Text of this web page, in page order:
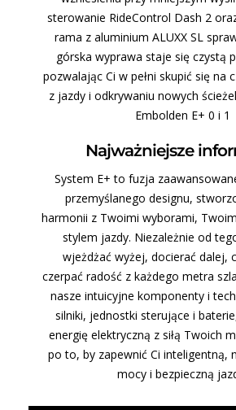
sterowanie RideControl Dash 2
rama z aluminium ALUXX SL
górska wyprawa staje się czystą
pozwalając Ci w pełni skupić się na
z jazdy i odkrywaniu nowych
Embolden E+ 0 i 1
Najważniejsze
System E+ to fuzja
przemyślanego designu,
harmonii z Twoimi wyborami,
stylem jazdy. Niezależnie od
wjeżdżać wyżej, docierać dalej,
czerpać radość z każdego metra
nasze intuicyjne komponenty i
silniki, jednostki sterujące i
energię elektryczną z siłą Twoich
po to, by zapewnić Ci inteligentną,
mocy i bezpieczną